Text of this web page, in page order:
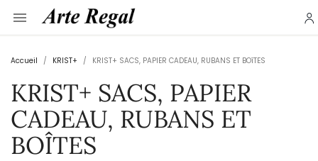

Accueil KRIST+ KRIST+ SACS, PAPIER CADEAU, RUBANS ET BOîTES
KRIST+ SACS, PAPIER
CADEAU, RUBANS ET
BOÎTES